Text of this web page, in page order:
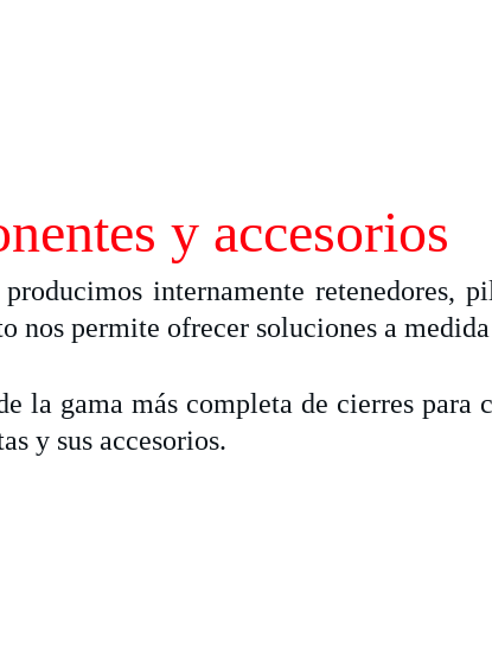
y accesorios
internamente retenedores,
nos permite ofrecer soluciones a
la gama más completa de cierres para
y sus accesorios.